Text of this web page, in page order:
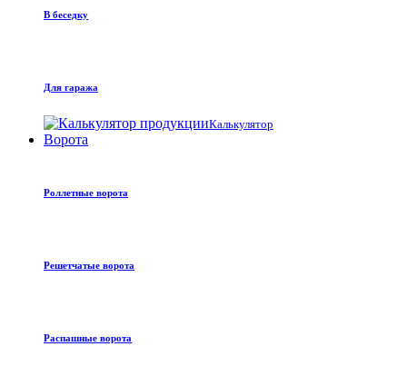
В беседку
Для гаража
Калькулятор
Ворота
Роллетные ворота
Решетчатые ворота
Распашные ворота